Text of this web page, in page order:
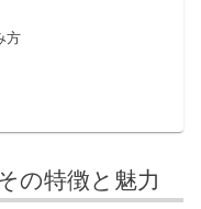
方
の特徴と魅力